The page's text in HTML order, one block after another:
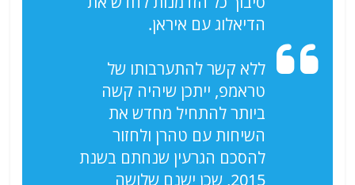
הדיאלוג עם איראן.
ללא קשר להתערבותו של
טראמפ, ייתכן שיהיה קשה
ביותר להתחיל מחדש את
השיחות עם טהרן ולחזור
להסכם הגרעין שנחתם בשנת
2015, שכן ישנם שלושה